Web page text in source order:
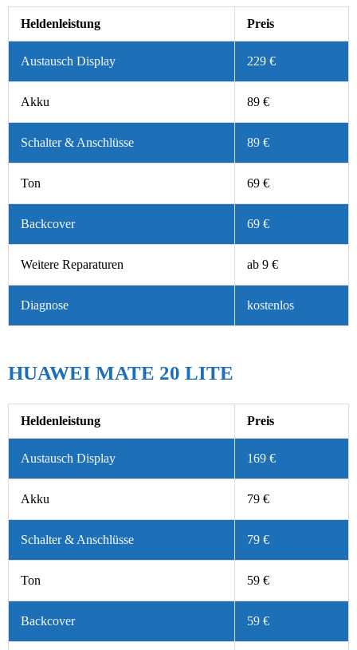
Heldenleistung Preis
Austausch Display 229 €
Akku 89 €
Schalter & Anschlüsse 89 €
Ton 69 €
Backcover 69 €
Weitere Reparaturen ab 9 €
Diagnose kostenlos
HUAWEI MATE 20 LITE
Heldenleistung Preis
Austausch Display 169 €
Akku 79 €
Schalter & Anschlüsse 79 €
Ton 59 €
Backcover 59 €